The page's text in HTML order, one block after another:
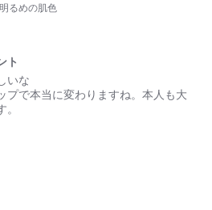
るめの肌色
ト
いな
プで本当に変わりますね。本人も大